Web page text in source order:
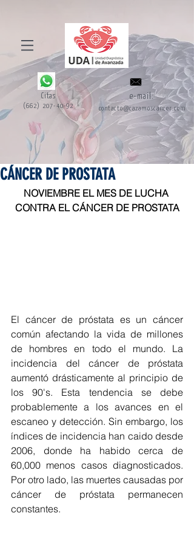
Citas
(662) 207-40-92
e-mail:
contacto@cazamoscancer.com
CÁNCER DE PROSTATA
NOVIEMBRE EL MES DE LUCHA
CONTRA EL CÁNCER DE PROSTATA
El cáncer de próstata es un cáncer
común afectando la vida de millones
de hombres en todo el mundo. La
incidencia del cáncer de próstata
aumentó drásticamente al principio de
los 90's. Esta tendencia se debe
probablemente a los avances en el
escaneo y detección. Sin embargo, los
índices de incidencia han caido desde
2006, donde ha habido cerca de
60,000 menos casos diagnosticados.
Por otro lado, las muertes causadas por
cáncer de próstata permanecen
constantes.